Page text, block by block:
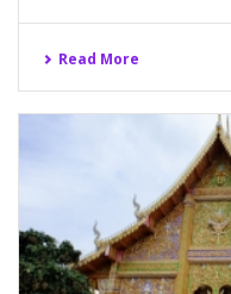
Read More